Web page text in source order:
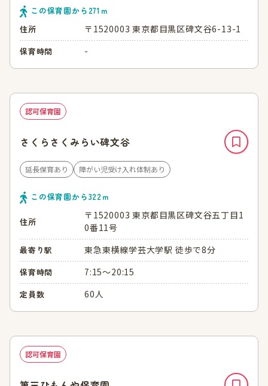
この保育園から 271 ｍ
住所
〒1520003 東京都目黒区碑文谷6-13-1
保育時間 -
認可保育園
さくらさくみらい碑文谷
延長保育あり 障がい児受け入れ体制あり
この保育園から322ｍ
住所
〒1520003 東京都目黒区碑文谷五丁目1
0番11号
最寄り駅 東急東横線学芸大学駅 徒歩で8分
保育時間 7:15～20:15
定員数 60人
認可保育園